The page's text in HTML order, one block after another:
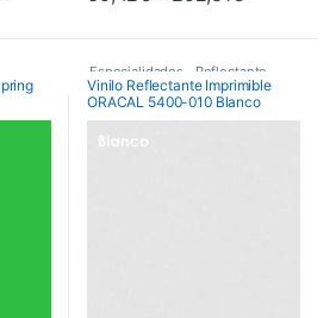
variantes. Las opciones se
Este producto tiene múltiples
Especialidades Reflectante
Vinilos De Corte
Vinilo Reflectante Imprimible
ORACAL 5400-010 Blanco